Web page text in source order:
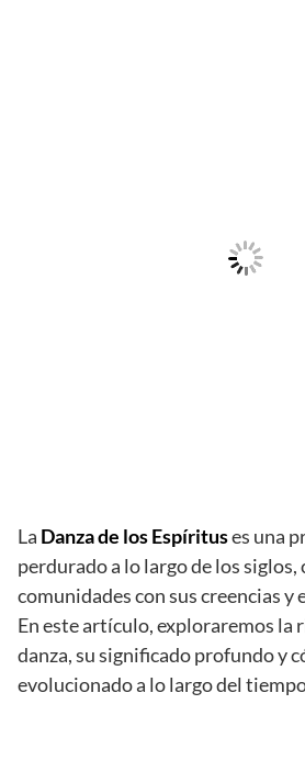
La Danza de los Espírituses una
perdurado a lo largo de los siglos,
comunidades con sus creencias
En este artículo, exploraremos la
danza, su significado profundo y
evolucionado a lo largo del